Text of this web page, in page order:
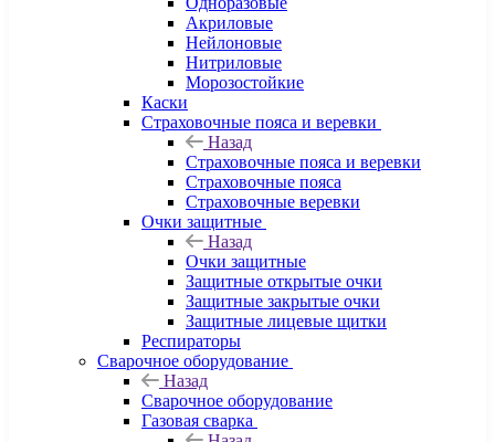
Акриловые
Нейлоновые
Нитриловые
Морозостойкие
Каски
Страховочные пояса и веревки
Назад
Страховочные пояса и веревки
Страховочные пояса
Страховочные веревки
Очки защитные
Назад
Очки защитные
Защитные открытые очки
Защитные закрытые очки
Защитные лицевые щитки
Респираторы
Сварочное оборудование
Назад
Сварочное оборудование
Газовая сварка